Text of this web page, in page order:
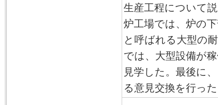
生産工程について
炉工場では、炉の
と呼ばれる大型の
では、大型設備が
見学した。最後に
る意見交換を行っ